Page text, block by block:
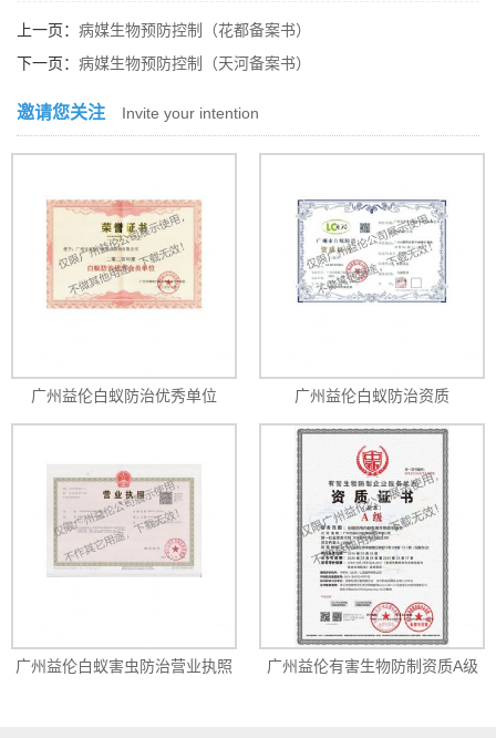
上一页： 病媒生物预防控制（花都备案书）
下一页： 病媒生物预防控制（天河备案书）
邀请您关注 Invite your intention
广州益伦白蚁防治优秀单位 广州益伦白蚁防治资质
广州益伦白蚁害虫防治营业执照
广州益伦有害生物防制资质A级